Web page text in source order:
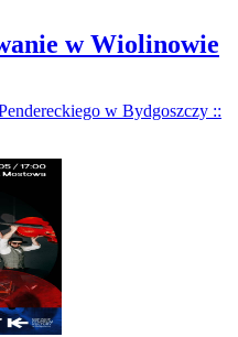
w Wiolinowie
w Bydgoszczy ::